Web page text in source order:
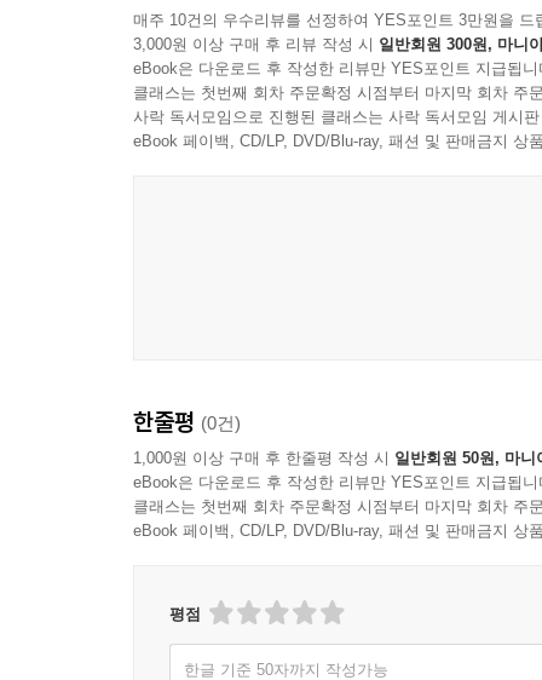
매주 10건의 우수리뷰를 선정하여 YES포인트 3만원을 드
3,000원 이상 구매 후 리뷰 작성 시 일반회원 300원, 마니
eBook은 다운로드 후 작성한 리뷰만 YES포인트 지급됩니
클래스는 첫번째 회차 주문확정 시점부터 마지막 회차 주
사락 독서모임으로 진행된 클래스는 사락 독서모임 게시
eBook 페이백, CD/LP, DVD/Blu-ray, 패션 및 판매금지 상
한줄평 (0건)
1,000원 이상 구매 후 한줄평 작성 시 일반회원 50원, 마니
eBook은 다운로드 후 작성한 리뷰만 YES포인트 지급됩니
클래스는 첫번째 회차 주문확정 시점부터 마지막 회차 주
eBook 페이백, CD/LP, DVD/Blu-ray, 패션 및 판매금지 상
평점
한글 기준 50자까지 작성가능